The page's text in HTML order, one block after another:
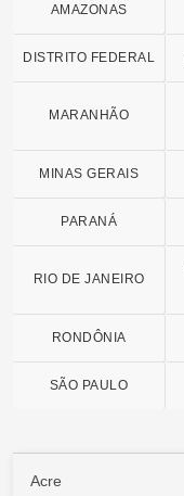
AMAZONAS
DISTRITO FEDERAL
MARANHÃO
MINAS GERAIS
PARANÁ
RIO DE JANEIRO
RONDÔNIA
SÃO PAULO
Acre